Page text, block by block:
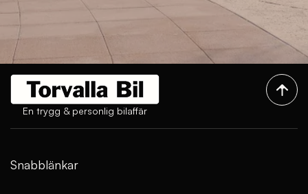
En trygg & personlig bilaffär
Snabblänkar